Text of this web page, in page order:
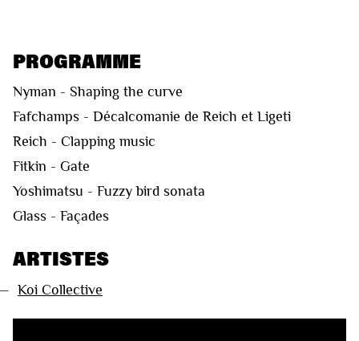
PROGRAMME
Nyman - Shaping the curve
Fafchamps - Décalcomanie de Reich et Ligeti
Reich - Clapping music
Fitkin - Gate
Yoshimatsu - Fuzzy bird sonata
Glass - Façades
ARTISTES
Koi Collective